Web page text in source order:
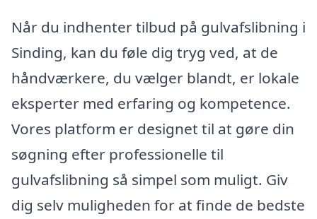
Når du indhenter tilbud på gulvafslibning i
Sinding, kan du føle dig tryg ved, at de
håndværkere, du vælger blandt, er lokale
eksperter med erfaring og kompetence.
Vores platform er designet til at gøre din
søgning efter professionelle til
gulvafslibning så simpel som muligt. Giv
dig selv muligheden for at finde de bedste